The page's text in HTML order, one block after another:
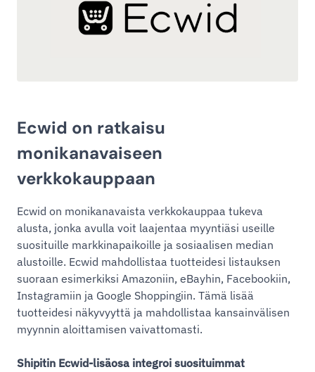
Ecwid on ratkaisu
monikanavaiseen
verkkokauppaan
Ecwid on monikanavaista verkkokauppaa tukeva
alusta, jonka avulla voit laajentaa myyntiäsi useille
suosituille markkinapaikoille ja sosiaalisen median
alustoille. Ecwid mahdollistaa tuotteidesi listauksen
suoraan esimerkiksi Amazoniin, eBayhin, Facebookiin,
Instagramiin ja Google Shoppingiin. Tämä lisää
tuotteidesi näkyvyyttä ja mahdollistaa kansainvälisen
myynnin aloittamisen vaivattomasti.
Shipitin Ecwid-lisäosa integroi suosituimmat